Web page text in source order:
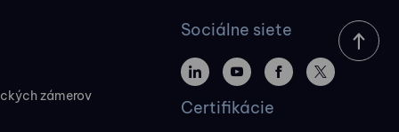
zámerov
Sociálne siete
Certifikácie